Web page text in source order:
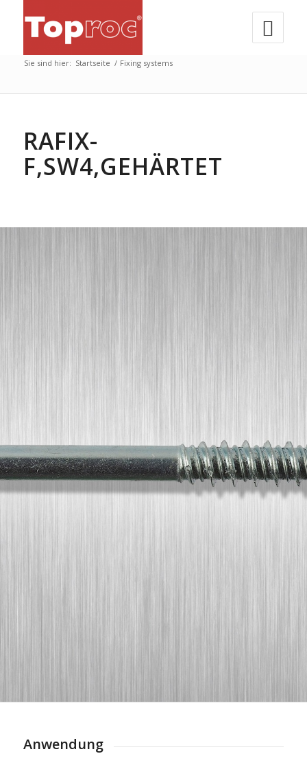
Sie sind hier: Startseite / Fixing systems
RAFIX-
F,SW4,GEHÄRTET
Anwendung